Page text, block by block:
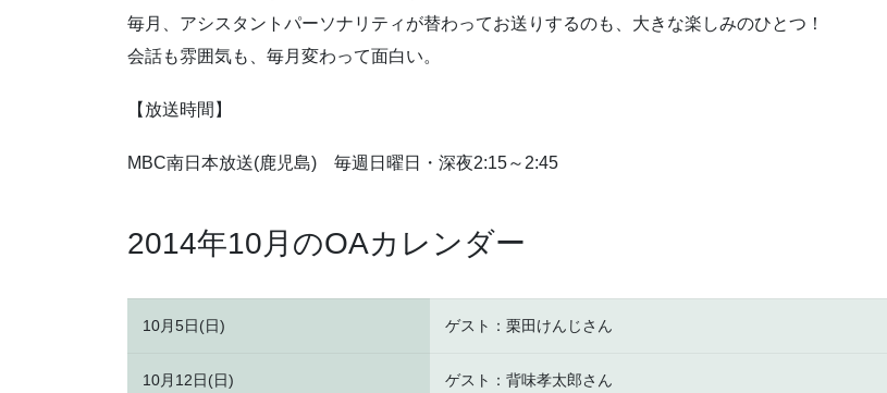
毎月、アシスタントパーソナリティが替わってお送りするのも、大きな楽しみのひとつ！
会話も雰囲気も、毎月変わって面白い。
【放送時間】
MBC南日本放送(鹿児島) 毎週日曜日・深夜2:15～2:45
2014年10月のOAカレンダー
10月5日(日) ゲスト：栗田けんじさん
10月12日(日) ゲスト：背味孝太郎さん